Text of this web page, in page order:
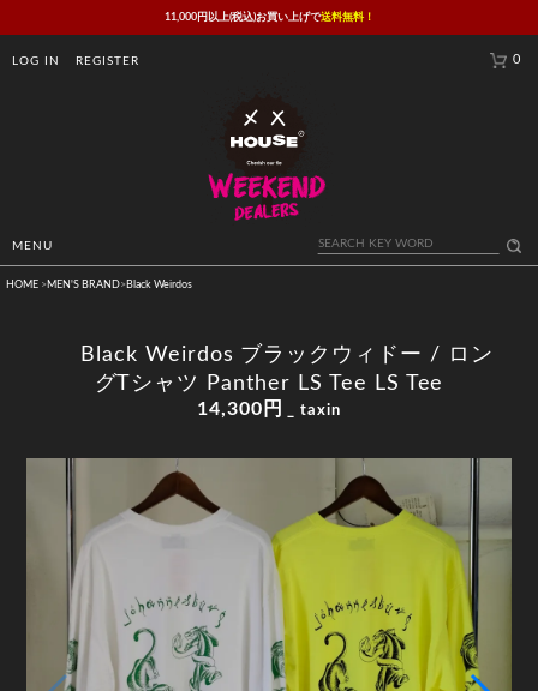
11,000円以上(税込)お買い上げで送料無料！
LOG IN REGISTER 0
MENU
HOME > MEN'S BRAND> Black Weirdos
Black Weirdos ブラックウィドー / ロン
グTシャツ Panther LS Tee LS Tee
14,300円 _ taxin